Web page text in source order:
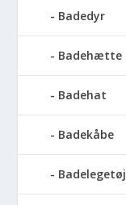
Badedyr
Badehætte
Badehat
Badekåbe
Badelegetøj